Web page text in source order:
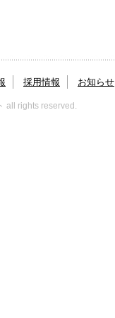
採用情報 お知らせ
all rights reserved.